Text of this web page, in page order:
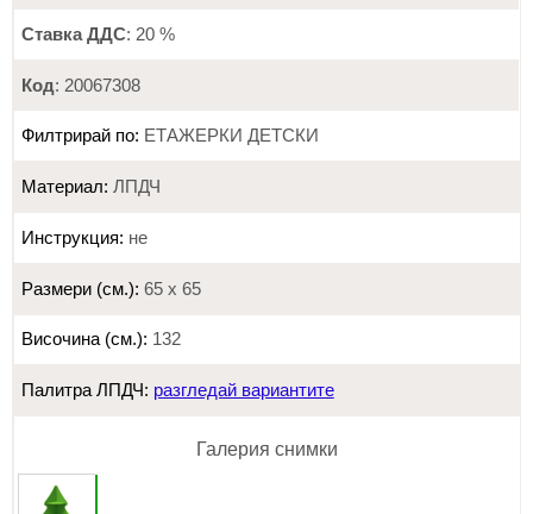
Ставка ДДС: 20 %
Код: 20067308
Филтрирай по: ЕТАЖЕРКИ ДЕТСКИ
Материал: ЛПДЧ
Инструкция: не
Размери (см.): 65 х 65
Височина (см.): 132
Палитра ЛПДЧ: разгледай вариантите
Галерия снимки